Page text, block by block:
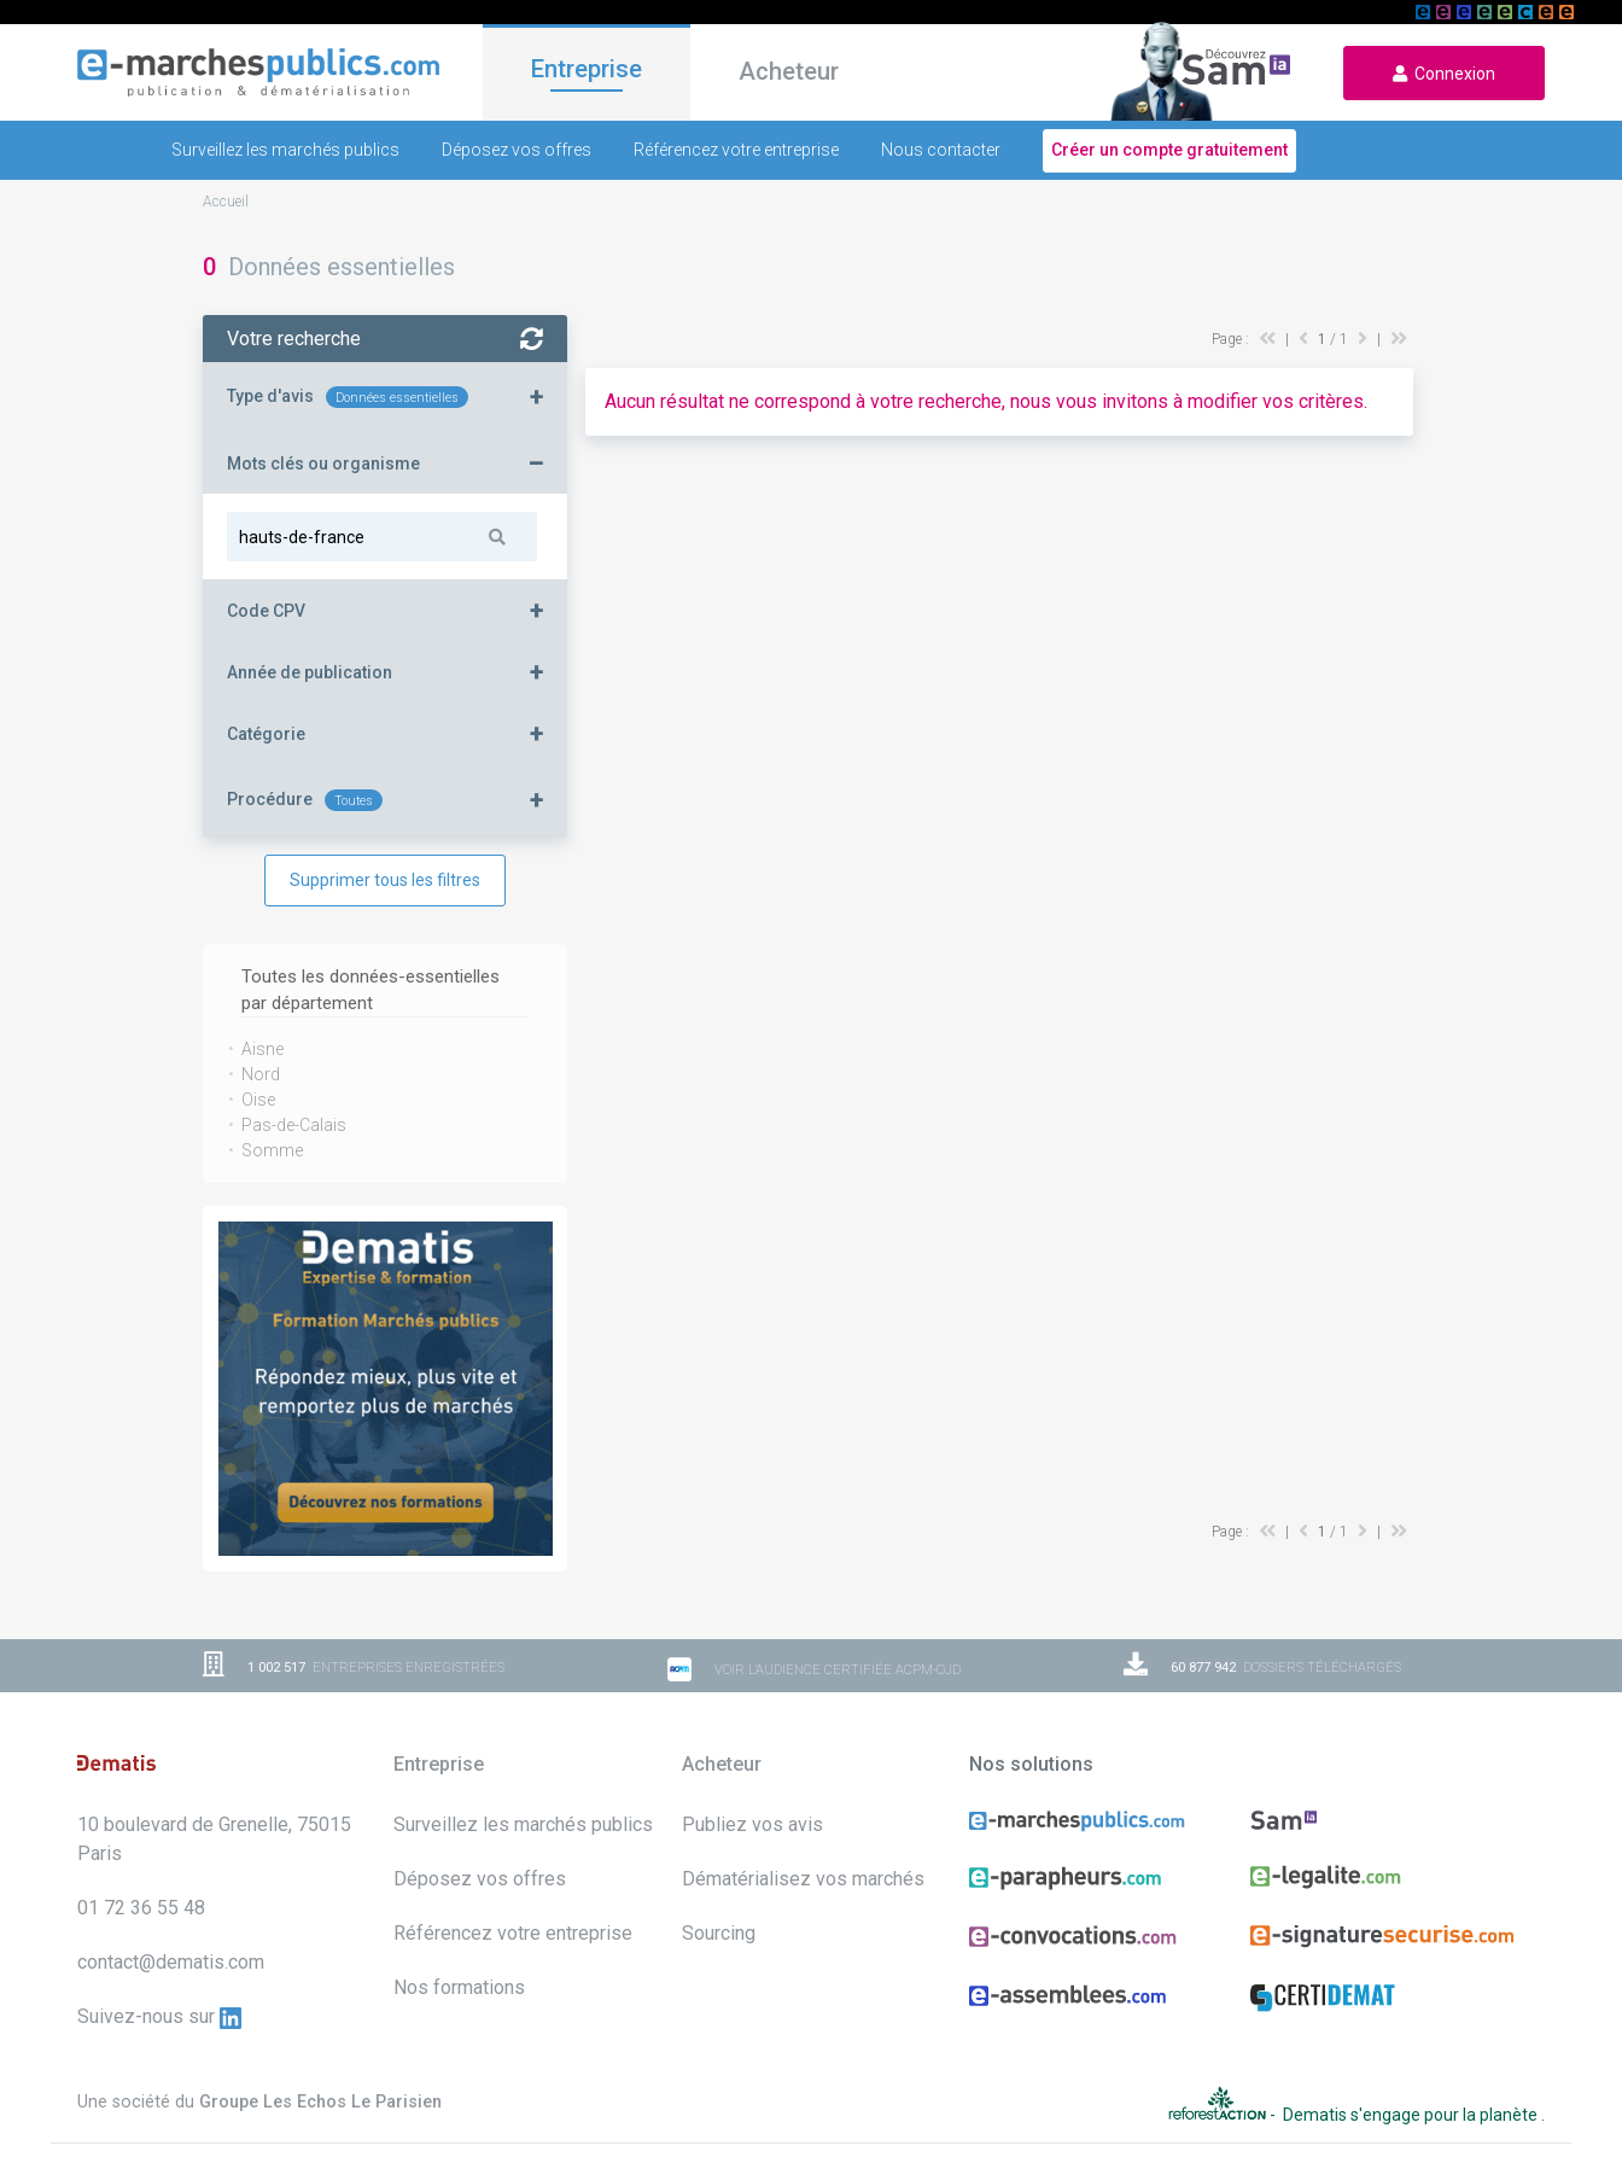
Entreprise Acheteur Connexion
Surveillez les marchés publics Déposez vos offres Référencez votre entreprise Nous contacter Créer un compte gratuitement
Accueil
0 Données essentielles
Votre recherche
Type d'avis Données essentielles +
Mots clés ou organisme –
Code CPV +
Année de publication +
Catégorie +
Procédure Toutes +
Supprimer tous les filtres
Toutes les données-essentielles
par département
Aisne
Nord
Oise
Pas-de-Calais
Somme
Page : 1 / 1
Aucun résultat ne correspond à votre recherche, nous vous invitons à modifier vos critères.
Page : 1 / 1
1 002 517 ENTREPRISES ENREGISTRÉES VOIR L'AUDIENCE CERTIFIÉE ACPM-OJD 60 877 942DOSSIERS TÉLÉCHARGÉS
10 boulevard de Grenelle, 75015
Paris
01 72 36 55 48
contact@dematis.com
Suivez-nous sur
Entreprise
Surveillez les marchés publics
Déposez vos offres
Référencez votre entreprise
Nos formations
Acheteur
Publiez vos avis
Dématérialisez vos marchés
Sourcing
Nos solutions
Une société du Groupe Les Echos Le Parisien
- Dematis s'engage pour la planète